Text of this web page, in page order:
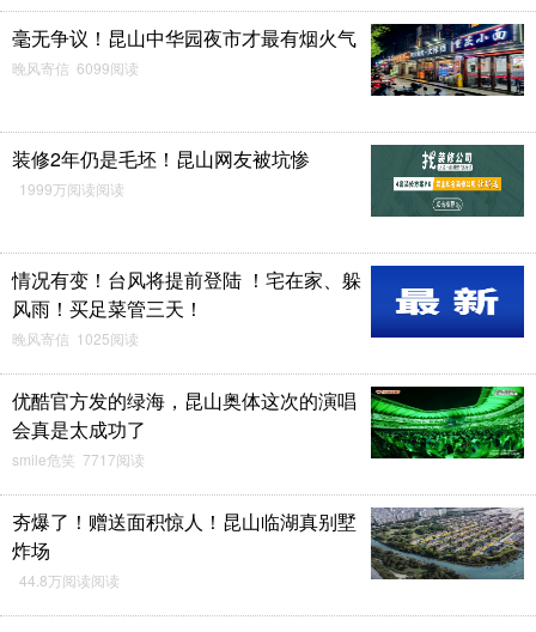
毫无争议！昆山中华园夜市才最有烟火气
晚风寄信 6099阅读
装修2年仍是毛坯！昆山网友被坑惨
1999万阅读阅读
情况有变！台风将提前登陆 ！宅在家、躲
风雨！买足菜管三天！
晚风寄信 1025阅读
优酷官方发的绿海，昆山奥体这次的演唱
会真是太成功了
smile危笑 7717阅读
夯爆了！赠送面积惊人！昆山临湖真别墅
炸场
44.8万阅读阅读